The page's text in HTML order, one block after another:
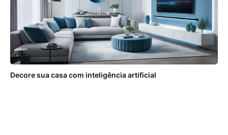
Decore sua casa com inteligência artificial